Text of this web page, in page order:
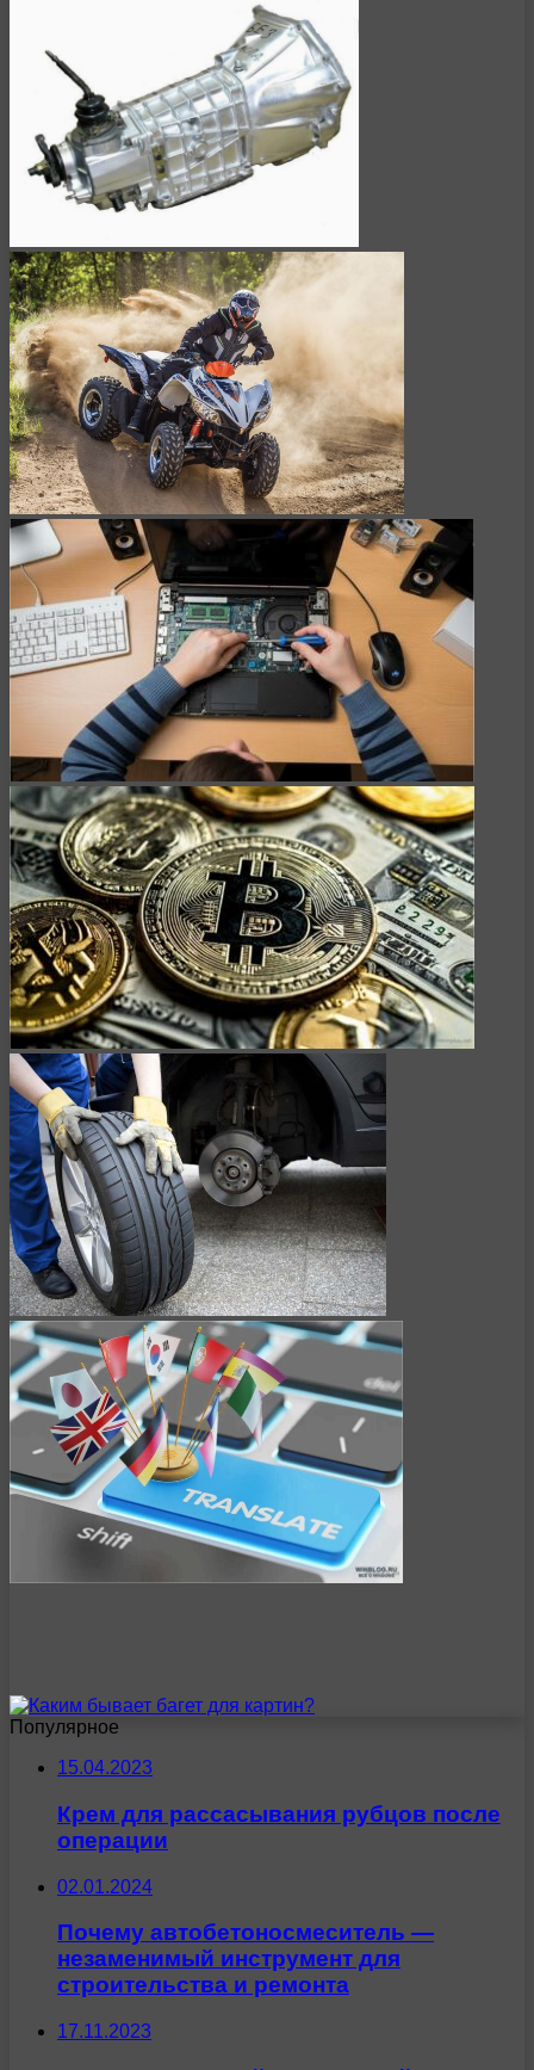
Популярное
15.04.2023
Крем для рассасывания рубцов после
операции
02.01.2024
Почему автобетоносмеситель —
незаменимый инструмент для
строительства и ремонта
17.11.2023